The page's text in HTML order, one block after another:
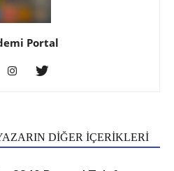
Portal
DİĞER İÇERİKLERİ